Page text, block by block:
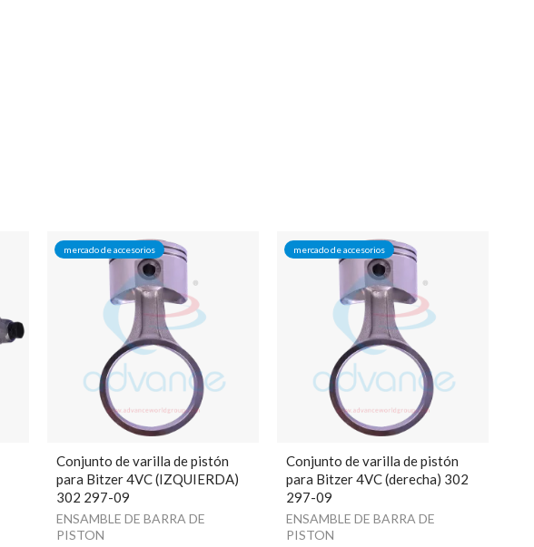
mercado de accesorios
Conjunto de varilla de pistón
para Bitzer 4VC (IZQUIERDA)
302 297-09
ENSAMBLE DE BARRA DE
PISTON
mercado de accesorios
Conjunto de varilla de pistón
para Bitzer 4VC (derecha) 302
297-09
ENSAMBLE DE BARRA DE
PISTON